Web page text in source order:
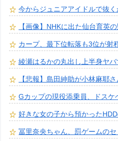
今からジュニアアイドルで抜く
【画像】NHKに出た仙台育英の
カープ、最下位転落も3位が射
綾瀬はるかの丸出し上半身ヤバ
【悲報】島田紳助が小林麻耶さ
Gカップの現役添乗員、ドスケ
好きな女の子から預かったHDD
冨里奈央ちゃん、罰ゲームのセ